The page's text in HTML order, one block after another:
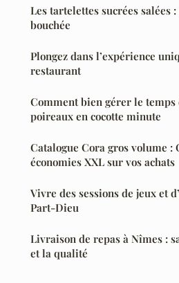
Les tartelettes sucrées salées
bouchée
Plongez dans l’expérience
restaurant
Comment bien gérer le temps
poireaux en cocotte minute
Catalogue Cora gros volume :
économies XXL sur vos achats
Vivre des sessions de jeux et
Part-Dieu
Livraison de repas à Nîmes :
et la qualité